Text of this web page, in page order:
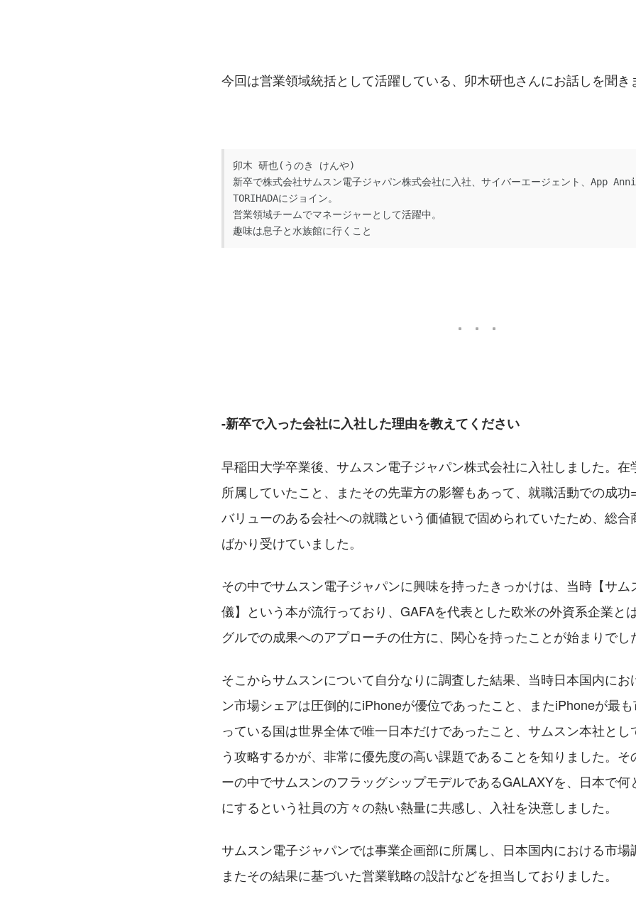
今回は営業領域統括として活躍している、卯木研也さんにお話しを聞き
卯木 研也(うのき けんや)
新卒で株式会社サムスン電子ジャパン株式会社に入社、サイバーエージェント、App
TORIHADAにジョイン。
営業領域チームでマネージャーとして活躍中。
趣味は息子と水族館に行くこと
-新卒で入った会社に入社した理由を教えてください
早稲田大学卒業後、サムスン電子ジャパン株式会社に入社しました。在
所属していたこと、またその先輩方の影響もあって、就職活動での成
バリューのある会社への就職という価値観で固められていたため、総合
ばかり受けていました。
その中でサムスン電子ジャパンに興味を持ったきっかけは、当時【サム
儀】という本が流行っており、GAFAを代表とした欧米の外資系企業と
グルでの成果へのアプローチの仕方に、関心を持ったことが始まりでし
そこからサムスンについて自分なりに調査した結果、当時日本国内にお
ン市場シェアは圧倒的にiPhoneが優位であったこと、またiPhoneが最
っている国は世界全体で唯一日本だけであったこと、サムスン本社と
う攻略するかが、非常に優先度の高い課題であることを知りました。
ーの中でサムスンのフラッグシップモデルであるGALAXYを、日本で何
にするという社員の方々の熱い熱量に共感し、入社を決意しました。
サムスン電子ジャパンでは事業企画部に所属し、日本国内における市場
またその結果に基づいた営業戦略の設計などを担当しておりました。